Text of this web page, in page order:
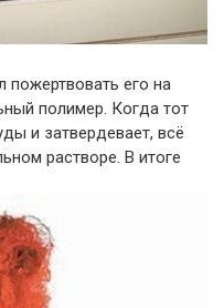
пожертвовать его на
полимер. Когда тот
и затвердевает, всё
растворе. В итоге